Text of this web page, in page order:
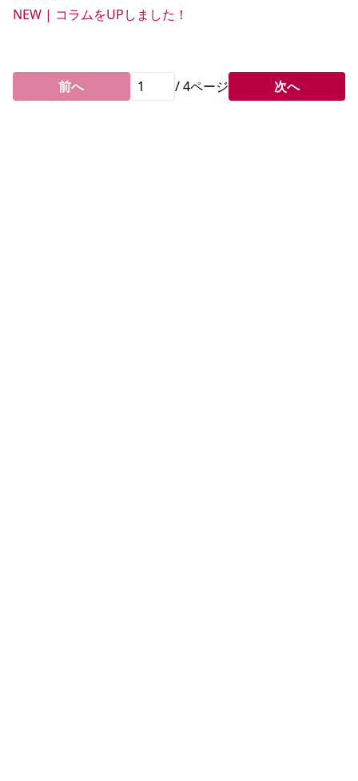
NEW | コラムをUPしました！
前へ /4ページ 次へ